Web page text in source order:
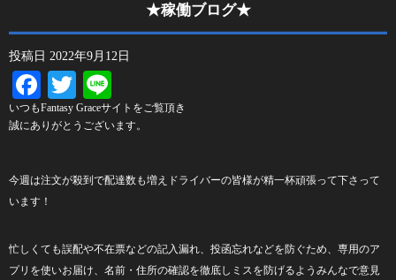
★稼働ブログ★
投稿日 2022年9月12日
Facebook
Twitter
いつもFantasy Graceサイトをご覧頂き
誠にありがとうございます。
今週は注文が殺到で配達数も増えドライバーの皆様が精一杯頑張って下さって
います！
忙しくても誤配や不在票などの記入漏れ、投函忘れなどを防ぐため、専用のア
プリを使いお届け、名前・住所の確認を徹底しミスを防げるようみんなで意見